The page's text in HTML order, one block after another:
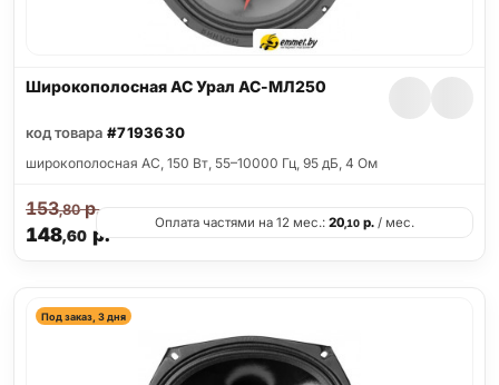
Широкополосная АС Урал АС-МЛ250
код товара #7193630
широкополосная АС, 150 Вт, 55–10000 Гц, 95 дБ, 4 Ом
148,60р.
153,80р.
Оплата частями на 12 мес.: 20,10 р. / мес.
Под заказ, 3 дня